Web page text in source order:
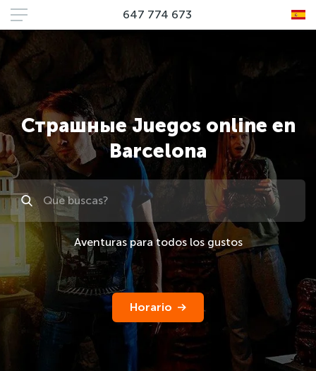
647 774 673
Страшные Juegos online en
Barcelona
Поиск
Aventuras para todos los gustos
Horario